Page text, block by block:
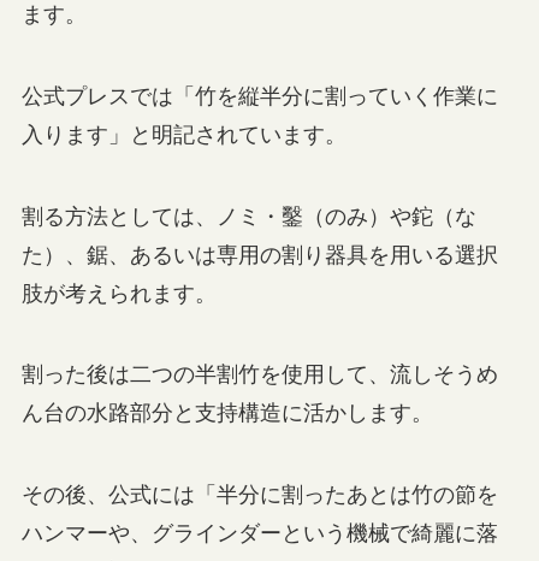
ます。
公式プレスでは「竹を縦半分に割っていく作業に
入ります」と明記されています。
割る方法としては、ノミ・鑿（のみ）や鉈（な
た）、鋸、あるいは専用の割り器具を用いる選択
肢が考えられます。
割った後は二つの半割竹を使用して、流しそうめ
ん台の水路部分と支持構造に活かします。
その後、公式には「半分に割ったあとは竹の節を
ハンマーや、グラインダーという機械で綺麗に落